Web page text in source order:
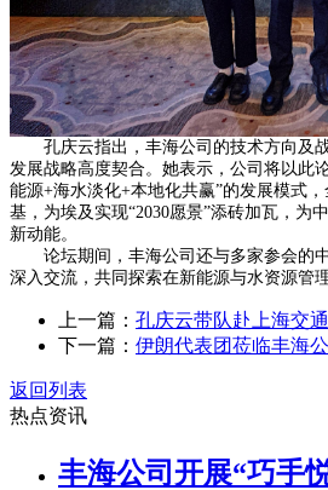
孔庆云指出，丰海公司的技术方向及
发展战略高度契合。她表示，公司将以此
能源+海水淡化+本地化共赢”的发展模式
基，为埃及实现“2030愿景”添砖加瓦，为
新动能。
论坛期间，丰海公司还与多家参会的中
深入交流，共同探索在新能源与水资源管
上一篇： 孔庆云带队赴上海交
下一篇： 伊朗代表团莅临丰海
返回列表
热点资讯
丰海公司开展“巧手